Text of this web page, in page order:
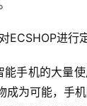
ECSHOP进行
成为可能，手